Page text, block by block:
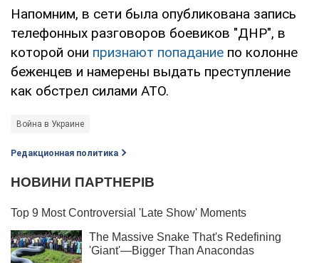
Напомним, в сети была опубликована запись
телефонных разговоров боевиков "ДНР", в
которой они признают попадание по колонне
беженцев и намерены выдать преступление
как обстрел силами АТО.
Война в Украине
Редакционная политика